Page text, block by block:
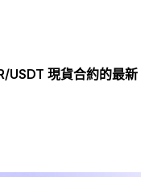
USDT 現貨合約的最新